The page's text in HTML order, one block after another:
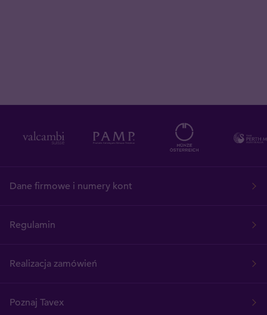
Dane firmowe i numery kont
Regulamin
Realizacja zamówień
Poznaj Tavex